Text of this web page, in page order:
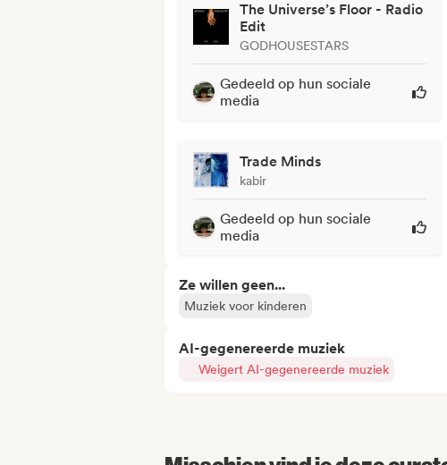
The Universe’s Floor - Radio
Edit
GODHOUSESTARS
Gedeeld op hun sociale
media
Trade Minds
kabir
Gedeeld op hun sociale
media
Ze willen geen...
Muziek voor kinderen
AI-gegenereerde muziek
Weigert AI-gegenereerde muziek